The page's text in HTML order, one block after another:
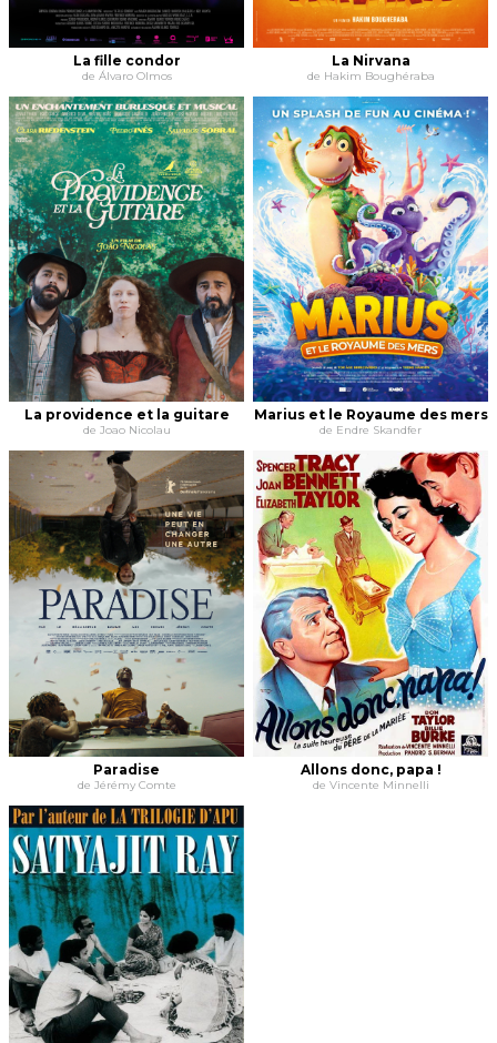
La fille condor
de Álvaro Olmos
La Nirvana
de Hakim Boughéraba
La providence et la guitare
de Joao Nicolau
Marius et le Royaume des mers
de Endre Skandfer
Paradise
de Jérémy Comte
Allons donc, papa !
de Vincente Minnelli